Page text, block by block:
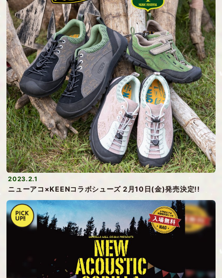
2023.2.1
ニューアコ×KEENコラボシューズ 2月10日(金)発売決定!!